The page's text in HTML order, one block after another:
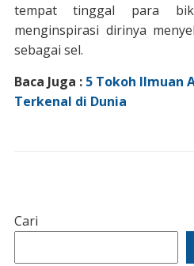
Cari
tempat tinggal para
menginspirasi dirinya
sebagai sel.
Baca Juga : 5 Tokoh Ilmuan
Terkenal di Dunia